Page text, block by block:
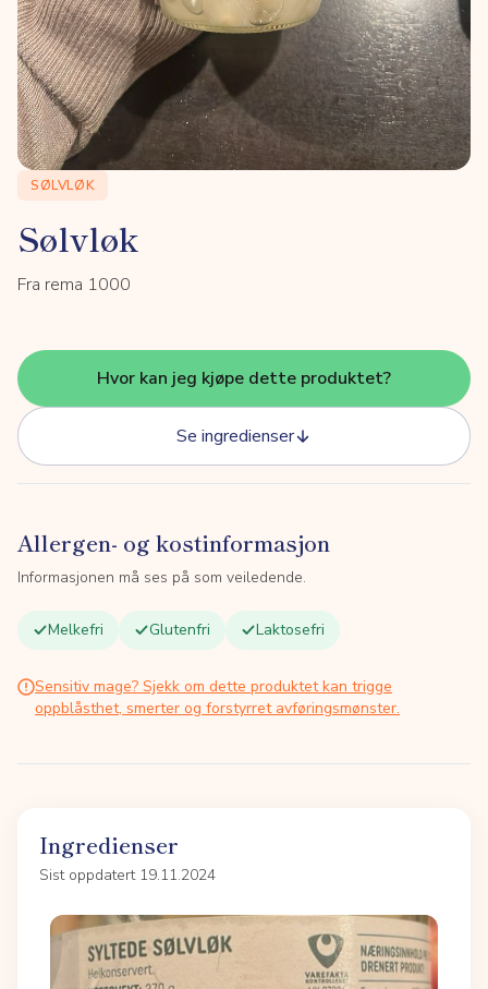
SØLVLØK
Sølvløk
Fra rema 1000
Hvor kan jeg kjøpe dette produktet?
Se ingredienser
Allergen- og kostinformasjon
Informasjonen må ses på som veiledende.
Melkefri Glutenfri Laktosefri
Sensitiv mage? Sjekk om dette produktet kan trigge
oppblåsthet, smerter og forstyrret avføringsmønster.
Ingredienser
Sist oppdatert 19.11.2024